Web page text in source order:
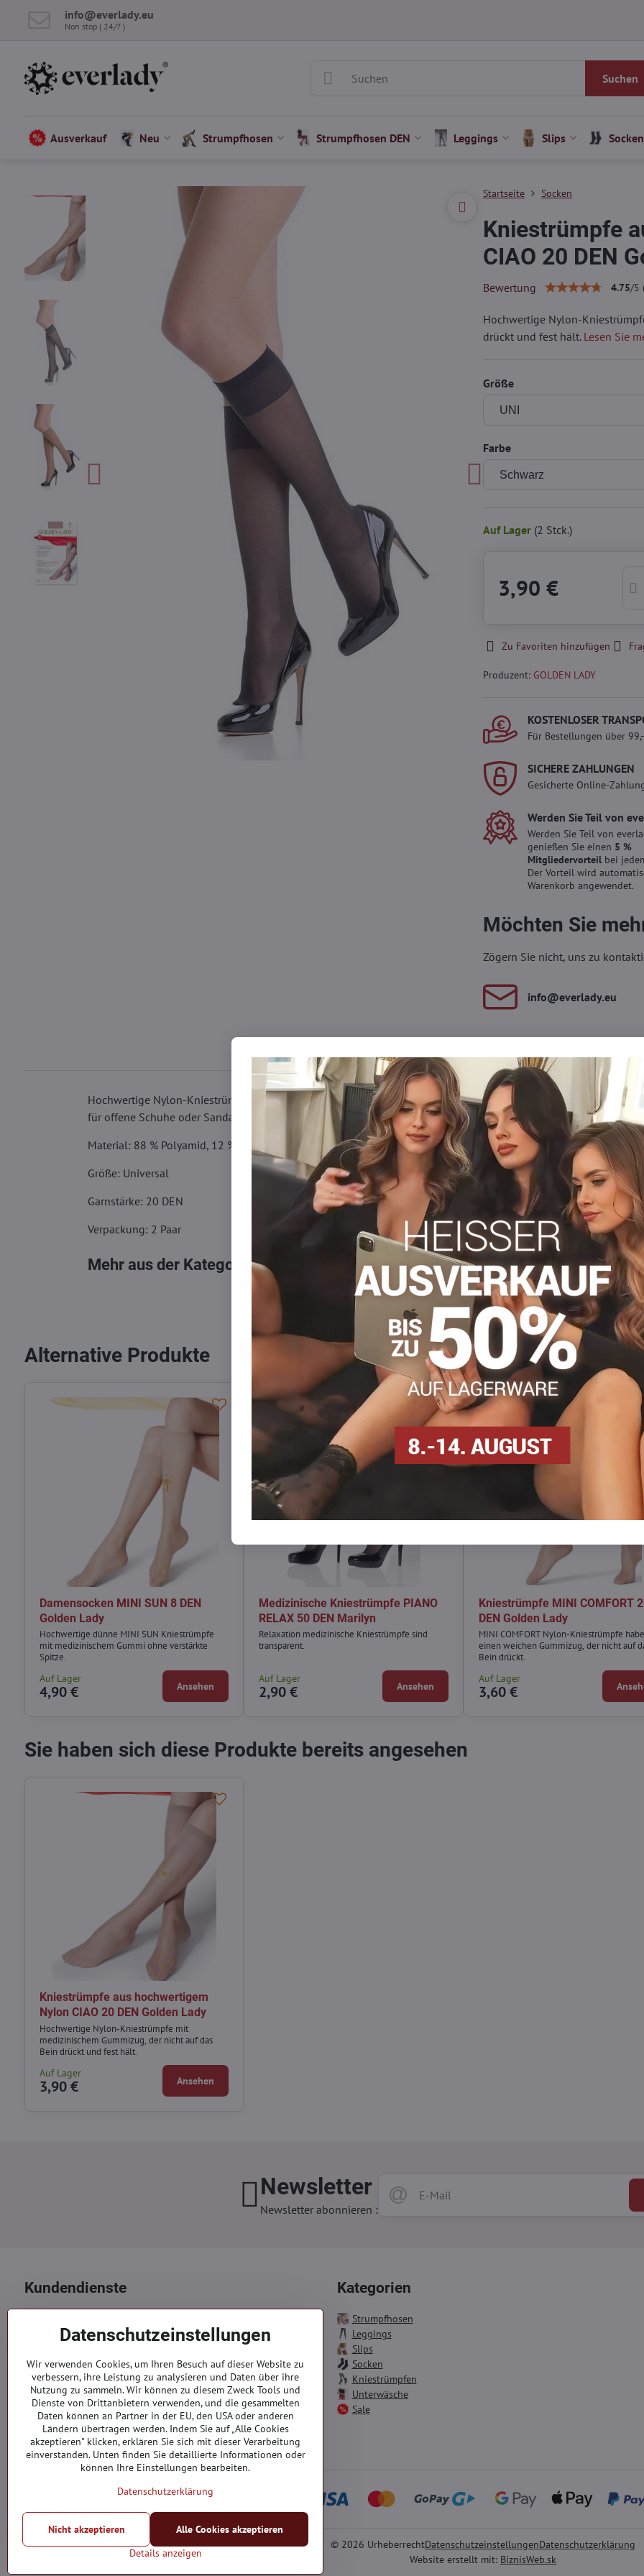
info​​@everlady​​.eu
Non stop ( 24/7 )
Suchen
Ausverkauf Neu Strumpfhosen Strumpfhosen DEN Leggings Slips Socken
Startseite Socken
Kniestrümpfe
CIAO 20 DEN
Bewertung 4.75/5
Hochwertige Nylon-
drückt und fest hält. Lesen Sie
Größe
Farbe
Auf Lager (2 Stck.)
3,90 €
Zu Favoriten hinzufügen
Produzent: GOLDEN LADY
KOSTENLOSER
Für Bestellungen über 99,-
SICHERE ZAHLUNGEN
Gesicherte Online-
Werden Sie Teil von
Werden Sie Teil von
genießen Sie einen 5 %
Mitgliedervorteilbei
Der Vorteil wird
Warenkorb angewendet.
Möchten Sie
Zögern Sie nicht, uns zu
info​​@everlady​​.eu
Hochwertige Nylon-Kniestrümpfe mit medizinischem Gummizug, der nicht auf das Bein drückt und fest hält. Die
für offene Schuhe oder Sandalen geeignet ist.
Material: 88 % Polyamid, 12 % Elastan
Größe: Universal
Garnstärke: 20 DEN
Verpackung: 2 Paar
Mehr aus der Kategorie Kniestrümpfen Kniestrümpfe aus Silikon
FacebookTwitter BlueskyPinterestRedditLinkedInWhatsApp
E-
mail
Alternative Produkte
Damensocken MINI SUN 8 DEN
Golden Lady
Hochwertige dünne MINI SUN Kniestrümpfe
mit medizinischem Gummi ohne verstärkte
Spitze.
Auf Lager
4,90 € Ansehen
Medizinische Kniestrümpfe PIANO
RELAX 50 DEN Marilyn
Relaxation medizinische Kniestrümpfe sind
transparent.
Auf Lager
2,90 € Ansehen
Kniestrümpfe MINI COMFORT
DEN Golden Lady
MINI COMFORT Nylon-Kniestrümpfe
einen weichen Gummizug, der nicht auf
Bein drückt.
Auf Lager
3,60 €
Sie haben sich diese Produkte bereits angesehen
Kniestrümpfe aus hochwertigem
Nylon CIAO 20 DEN Golden Lady
Hochwertige Nylon-Kniestrümpfe mit
medizinischem Gummizug, der nicht auf das
Bein drückt und fest hält.
Auf Lager
3,90 € Ansehen
Newsletter
Newsletter abonnieren :
Kundendienste
Reklamation
Kontakte
Bestellungen
Bestellstatus
Kategorien
Strumpfhosen
Leggings
Slips
Socken
Kniestrümpfen
Unterwäsche
Sale
© 2026 UrheberrechtDatenschutzeinstellungenDatenschutzerklärung
Website erstellt mit: BiznisWeb.sk
Datenschutzeinstellungen
Wir verwenden Cookies, um Ihren Besuch auf dieser Website zu
verbessern, ihre Leistung zu analysieren und Daten über ihre
Nutzung zu sammeln. Wir können zu diesem Zweck Tools und
Dienste von Drittanbietern verwenden, und die gesammelten
Daten können an Partner in der EU, den USA oder anderen
Ländern übertragen werden. Indem Sie auf „Alle Cookies
akzeptieren" klicken, erklären Sie sich mit dieser Verarbeitung
einverstanden. Unten finden Sie detaillierte Informationen oder
können Ihre Einstellungen bearbeiten.
Datenschutzerklärung
Details anzeigen
Alle Cookies akzeptieren
Nicht akzeptieren